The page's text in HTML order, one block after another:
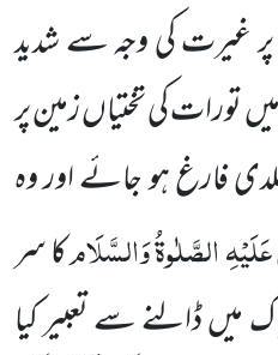
غیرت کی وجہ سے شدید
تورات کی تختیاں زمین پر
فارغ ہو جائے اور وہ
عَلَیْہِ الصَّلٰوۃُ وَالسَّلَامکا سر
ڈالنے سے تعبیر کیا